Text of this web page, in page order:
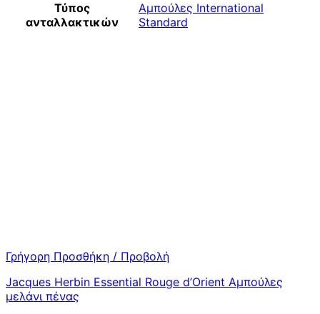
Τύπος
ανταλλακτικών
Αμπούλες International
Standard
Γρήγορη Προσθήκη / Προβολή
Jacques Herbin Essential Rouge d’Orient Αμπούλες
μελάνι πένας